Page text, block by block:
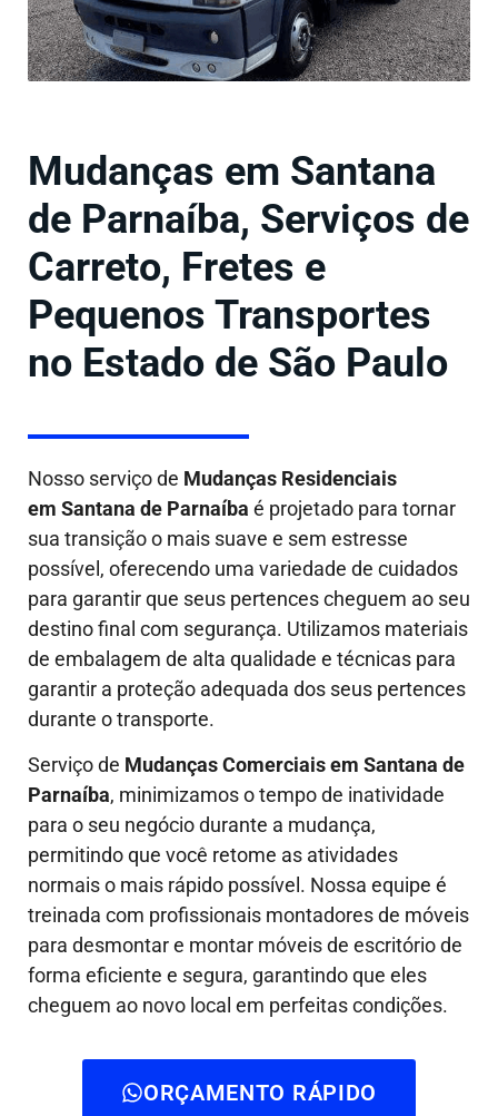
Mudanças em Santana
de Parnaíba, Serviços de
Carreto, Fretes e
Pequenos Transportes
no Estado de São Paulo
Nosso serviço de Mudanças Residenciais
em Santana de Parnaíba é projetado para tornar
sua transição o mais suave e sem estresse
possível, oferecendo uma variedade de cuidados
para garantir que seus pertences cheguem ao seu
destino final com segurança. Utilizamos materiais
de embalagem de alta qualidade e técnicas para
garantir a proteção adequada dos seus pertences
durante o transporte.
Serviço de Mudanças Comerciais em Santana de
Parnaíba, minimizamos o tempo de inatividade
para o seu negócio durante a mudança,
permitindo que você retome as atividades
normais o mais rápido possível. Nossa equipe é
treinada com profissionais montadores de móveis
para desmontar e montar móveis de escritório de
forma eficiente e segura, garantindo que eles
cheguem ao novo local em perfeitas condições.
ORÇAMENTO RÁPIDO